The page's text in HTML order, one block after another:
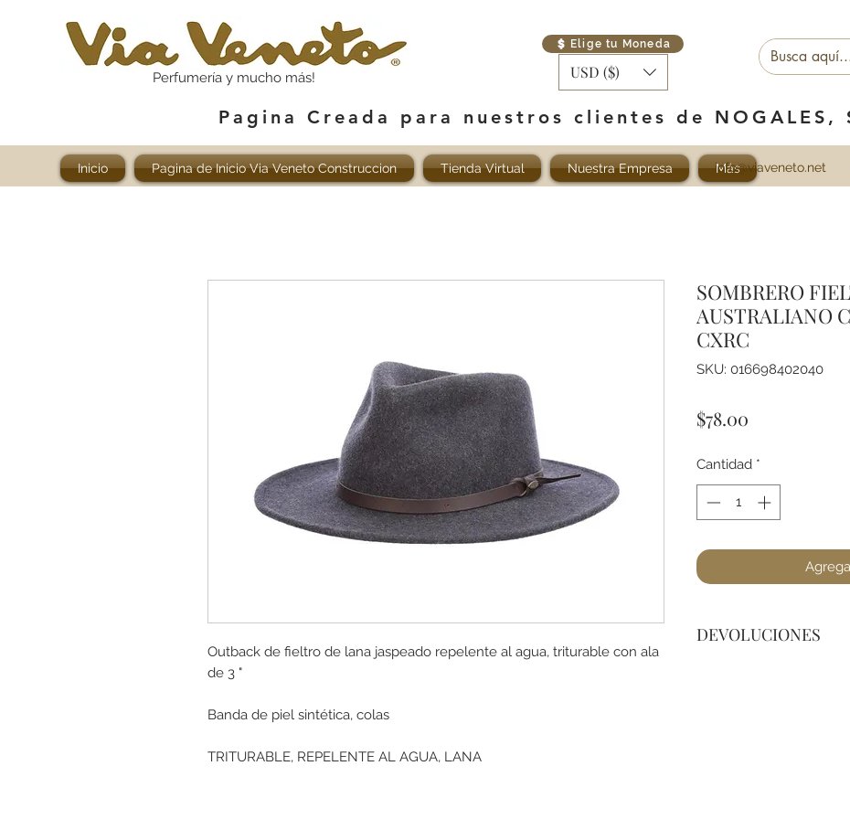
Perfumería y mucho más!
Elige tu Moneda
USD ($)
Pagina Creada para nuestros clientes de NOGALES,
Inicio Pagina de Inicio Via Veneto Construccion Tienda Virtual Nuestra Empresa Más
info@viaveneto.net
Outback de fieltro de lana jaspeado repelente al agua, triturable con ala
de 3 "
Banda de piel sintética, colas
TRITURABLE, REPELENTE AL AGUA, LANA
SOMBRERO
AUSTRALIANO
CXRC
SKU: 016698402040
$78.00
Cantidad *
DEVOLUCIONES